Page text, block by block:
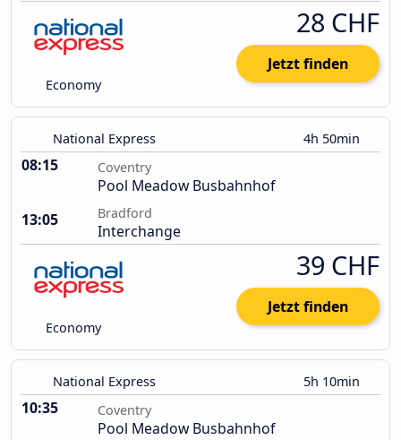
Economy
28 CHF
Jetzt finden
National Express 4h 50min
08:15 Coventry
Pool Meadow Busbahnhof
13:05
Bradford
Interchange
Economy
39 CHF
Jetzt finden
National Express 5h 10min
10:35 Coventry
Pool Meadow Busbahnhof